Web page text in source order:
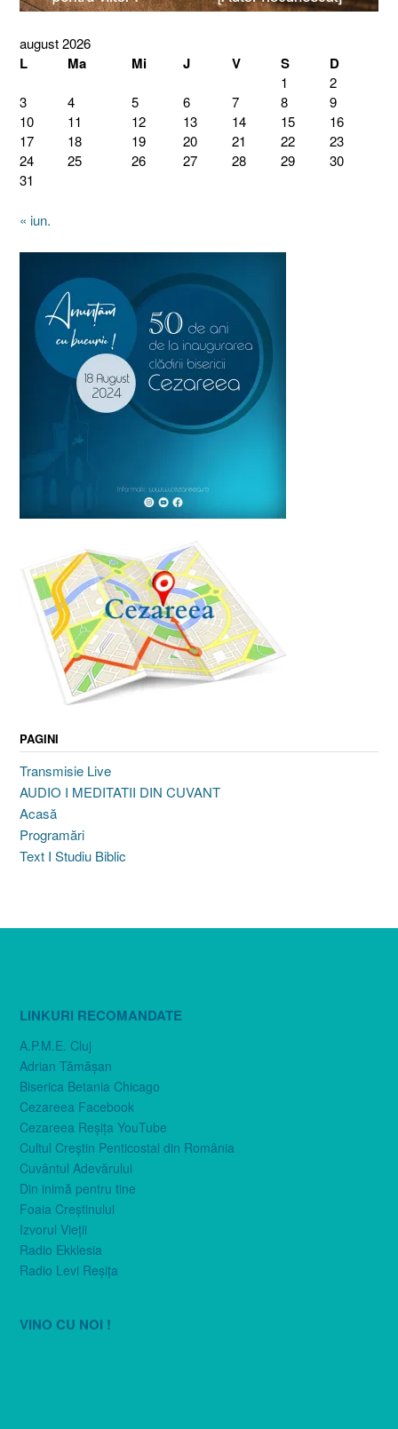
august 2026
L Ma Mi J V S D
1
2
3
4 5 6 7 8
9
10
11 12 13 14 15
16
17
18 19 20 21 22
23
24
25 26 27 28 29
30
31
« iun.
PAGINI
Transmisie Live
AUDIO I MEDITATII DIN CUVANT
Acasă
Programări
Text I Studiu Biblic
LINKURI RECOMANDATE
A.P.M.E. Cluj
Adrian Tămăşan
Biserica Betania Chicago
Cezareea Facebook
Cezareea Reşiţa YouTube
Cultul Creştin Penticostal din România
Cuvântul Adevărului
Din inimă pentru tine
Foaia Creştinului
Izvorul Vieţii
Radio Ekklesia
Radio Levi Reşiţa
VINO CU NOI !